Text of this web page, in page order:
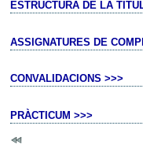
ESTRUCTURA DE LA
ASSIGNATURES DE
CONVALIDACIONS >>>
PRÀCTICUM >>>